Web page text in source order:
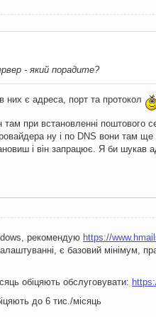
_message.Attachments
();
= new XMLDataContext<
- який порадите?
них є адреса, порт та протокол
при встановленні поштового
ну і по DNS вони там
і він запрацює. Я би шукав
рекомендую https://
є базовий мінімум,
обіцяють обслуговувати:
до 6 тис./місяць